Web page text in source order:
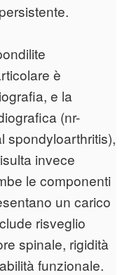
è
e la
(nr-
spondyloarthritis),
invece
le componenti
un carico
risveglio
spinale, rigidità
funzionale.